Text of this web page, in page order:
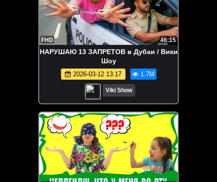
FHD 46:15
НАРУШАЮ 13 ЗАПРЕТОВ в Дубаи / Вики
Шоу
2026-03-12 13:17 1.7M
Viki Show